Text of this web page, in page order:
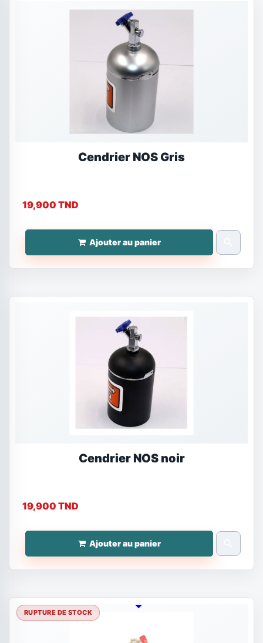
Cendrier NOS Gris
19,900 TND
Ajouter au panier
Cendrier NOS noir
19,900 TND
Ajouter au panier
RUPTURE DE STOCK